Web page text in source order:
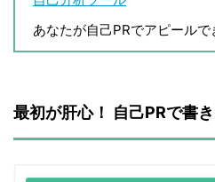
あなたが自己PRでアピールで
最初が肝心！ 自己PRで書